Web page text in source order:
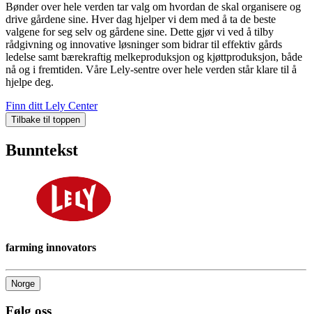
Bønder over hele verden tar valg om hvordan de skal organisere og
drive gårdene sine. Hver dag hjelper vi dem med å ta de beste
valgene for seg selv og gårdene sine. Dette gjør vi ved å tilby
rådgivning og innovative løsninger som bidrar til effektiv gårds
ledelse samt bærekraftig melkeproduksjon og kjøttproduksjon, både
nå og i fremtiden. Våre Lely-sentre over hele verden står klare til å
hjelpe deg.
Finn ditt Lely Center
Tilbake til toppen
Bunntekst
farming innovators
Norge